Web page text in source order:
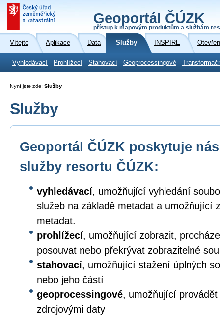
Geoportál ČÚZK
přístup k mapovým produktům a službám
Vítejte Aplikace Data Služby INSPIRE
Vyhledávací Prohlížecí Stahovací Geoprocessingové
Nyní jste zde: Služby
Služby
Geoportál ČÚZK poskytuje
služby resortu ČÚZK:
vyhledávací, umožňující vyhledání
služeb na základě metadat a umožňující
metadat.
prohlížecí, umožňující zobrazit,
posouvat nebo překrývat zobrazitelné
stahovací, umožňující stažení úplných
nebo jeho částí
geoprocessingové, umožňující
zdrojovými daty